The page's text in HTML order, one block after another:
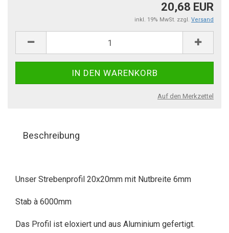
20,68 EUR
inkl. 19% MwSt. zzgl. Versand
Auf den Merkzettel
Beschreibung
Unser Strebenprofil 20x20mm mit Nutbreite 6mm
Stab à 6000mm
Das Profil ist eloxiert und aus Aluminium gefertigt.